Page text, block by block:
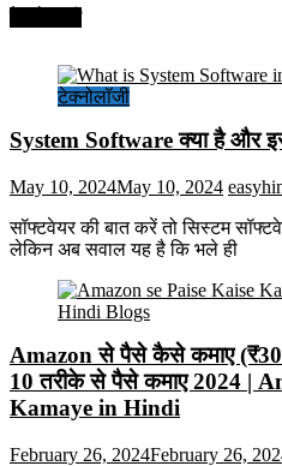
टेक्नोलॉजी
System Software क्या है और
May 10, 2024May 10, 2024
सॉफ्टवेयर की बात करें तो सिस्टम
लेकिन अब सवाल यह है कि भले ही
Amazon से पैसे कैसे कमाए
10 तरीके से पैसे कमाए 2024 |
Kamaye in Hindi
February 26, 2024February 26,